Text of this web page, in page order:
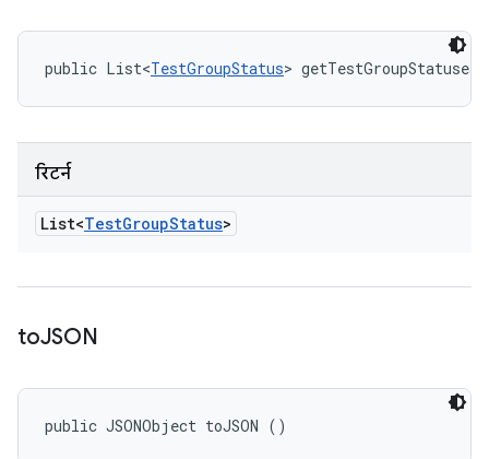
public List<TestGroupStatus>
रिटर्न
List<TestGroupStatus>
toJSON
public JSONObject toJSON ()